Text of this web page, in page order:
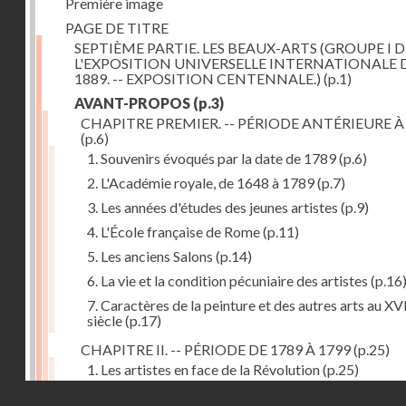
PAGE DE TITRE
SEPTIÈME PARTIE. LES BEAUX-ARTS (GROUPE I
L'EXPOSITION UNIVERSELLE INTERNATIONALE
1889. -- EXPOSITION CENTENNALE.) (p.1)
AVANT-PROPOS (p.3)
CHAPITRE PREMIER. -- PÉRIODE ANTÉRIEURE
(p.6)
1. Souvenirs évoqués par la date de 1789(p.6)
2. L'Académie royale, de 1648 à 1789(p.7)
3. Les années d'études des jeunes artistes (p.9)
4. L'École française de Rome(p.11)
5. Les anciens Salons (p.14)
6. La vie et la condition pécuniaire des artistes (p.16)
7. Caractères de la peinture et des autres arts au
siècle(p.17)
CHAPITRE II. -- PÉRIODE DE 1789 À 1799(p.25)
1. Les artistes en face de la Révolution(p.25)